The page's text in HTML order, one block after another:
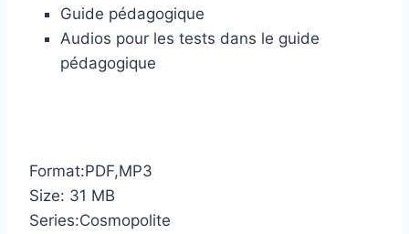
Guide pédagogique
Audios pour les tests dans le guide
pédagogique
Format:PDF,MP3
Size: 31 MB
Series:Cosmopolite